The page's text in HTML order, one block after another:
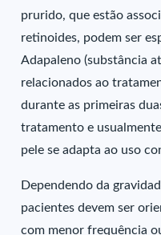
prurido, que estão
retinoides, podem ser
Adapaleno (substância
relacionados ao
durante as primeiras
tratamento e
pele se adapta ao uso
Dependendo da
pacientes devem ser
com menor frequência